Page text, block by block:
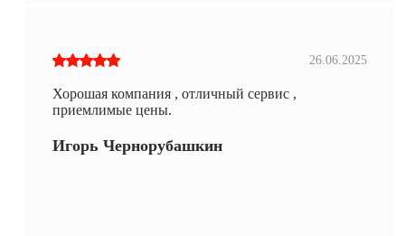
26.06.2025
Хорошая компания , отличный сервис ,
приемлимые цены.
Игорь Чернорубашкин